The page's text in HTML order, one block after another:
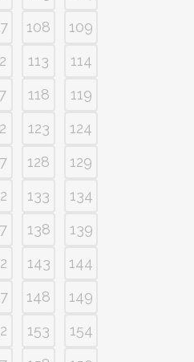
108
109
113
114
118
119
123
124
128
129
133
134
138
139
143
144
148
149
153
154